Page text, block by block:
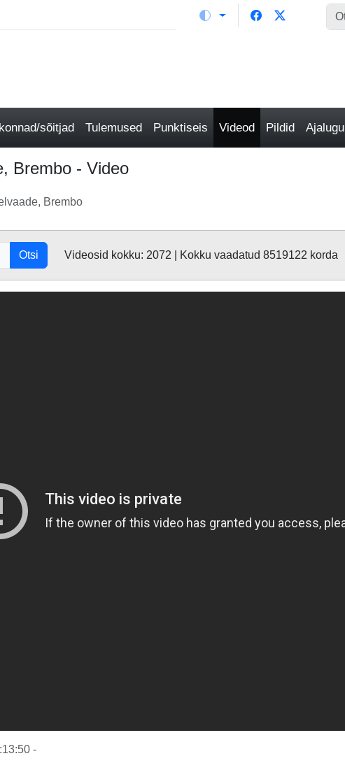
sõitjad Tulemused Punktiseis Videod Pildid Ajalugu
Brembo - Video
Brembo
Otsi Videosid kokku: 2072 | Kokku vaadatud 8519122 korda
-